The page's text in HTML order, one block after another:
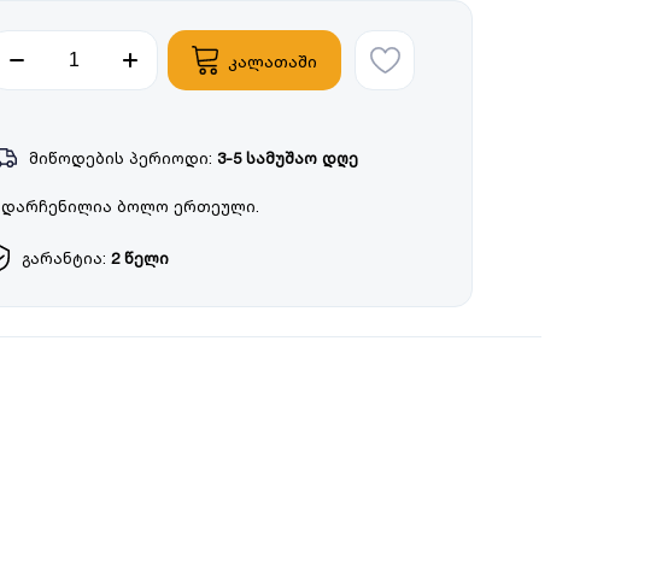
კალათაში
მიწოდების პერიოდი: 3-5 სამუშაო დღე
დარჩენილია ბოლო ერთეული.
გარანტია: 2 წელი